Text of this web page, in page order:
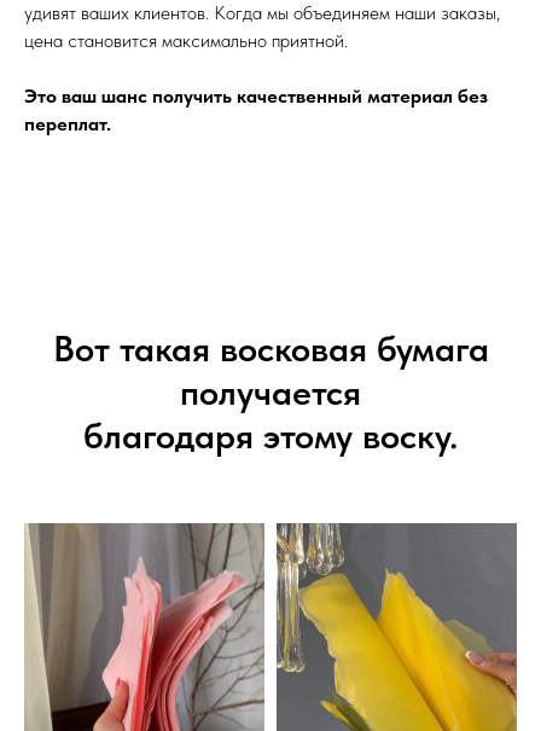
удивят ваших клиентов. Когда мы объединяем наши заказы,
цена становится максимально приятной.
Это ваш шанс получить качественный материал без
переплат.
Вот такая восковая бумага
получается
благодаря этому воску.